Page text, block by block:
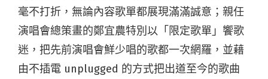
毫不打折，無論內容歌單都展現滿滿誠意；親任
演唱會總策畫的鄭宜農特別以「限定歌單」饗歌
迷，把先前演唱會鮮少唱的歌都一次網羅，並藉
由不插電 unplugged 的方式把出道至今的歌曲